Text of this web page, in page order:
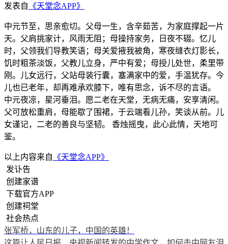
发表自 《天堂念APP》
中元节至，思亲愈切。父母一生，含辛茹苦，为家庭撑起一片
天。父肩挑家计，风雨无阻；母操持家务，日夜不辍。忆儿
时，父领我们导教笑语；母关爱掖我被角，寒夜缝衣灯影长，
饥时粗茶淡饭，父教儿立身，严中有爱；母授儿处世，柔里带
刚。儿女远行，父站母装行囊，塞满家中的爱，手温犹存。今
儿也已老年，却再难承欢膝下，唯有思念，诉不尽的言语。
中元夜凉，星河垂泪。愿二老在天堂，无病无痛，安享清闲。
父可放松重肩，母能歇了围裙，于云端看儿孙，笑谈从前。儿
女谨记，二老的善良与坚韧。 香烛摇曳，此心此情，天地可
鉴。
以上内容来自 《天堂念APP》
发讣告
创建家谱
下载官方APP
创建祠堂
社会热点
张军桥，山东的儿子，中国的英雄！